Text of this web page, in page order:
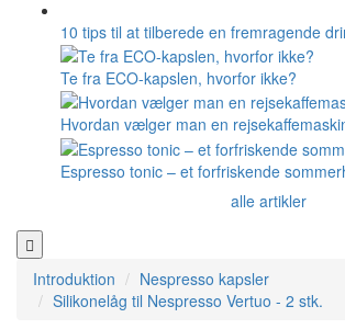
10 tips til at tilberede en fremragende
Te fra ECO-kapslen, hvorfor ikke?
Hvordan vælger man en
Espresso tonic – et forfriskende
alle artikler
Introduktion
Nespresso kapsler
Silikonelåg til Nespresso Vertuo - 2 stk.